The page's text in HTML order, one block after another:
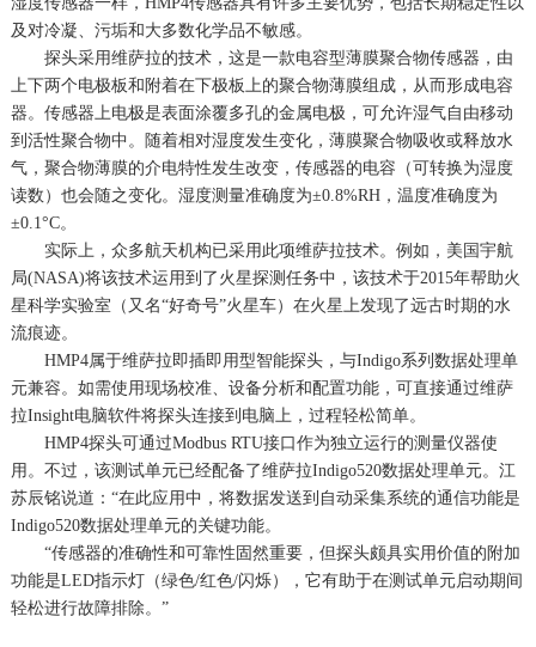
及对冷凝、污垢和大多数化学品不敏感。
探头采用维萨拉的技术，这是一款电容型薄膜聚合物传感器，由
上下两个电极板和附着在下极板上的聚合物薄膜组成，从而形成电容
器。传感器上电极是表面涂覆多孔的金属电极，可允许湿气自由移动
到活性聚合物中。随着相对湿度发生变化，薄膜聚合物吸收或释放水
气，聚合物薄膜的介电特性发生改变，传感器的电容（可转换为湿度
读数）也会随之变化。湿度测量准确度为±0.8%RH，温度准确度为
±0.1°C。
实际上，众多航天机构已采用此项维萨拉技术。例如，美国宇航
局(NASA)将该技术运用到了火星探测任务中，该技术于2015年帮助火
星科学实验室（又名“好奇号”火星车）在火星上发现了远古时期的水
流痕迹。
HMP4属于维萨拉即插即用型智能探头，与Indigo系列数据处理单
元兼容。如需使用现场校准、设备分析和配置功能，可直接通过维萨
拉Insight电脑软件将探头连接到电脑上，过程轻松简单。
HMP4探头可通过Modbus RTU接口作为独立运行的测量仪器使
用。不过，该测试单元已经配备了维萨拉Indigo520数据处理单元。江
苏辰铭说道：“在此应用中，将数据发送到自动采集系统的通信功能是
Indigo520数据处理单元的关键功能。
“传感器的准确性和可靠性固然重要，但探头颇具实用价值的附加
功能是LED指示灯（绿色/红色/闪烁），它有助于在测试单元启动期间
轻松进行故障排除。”